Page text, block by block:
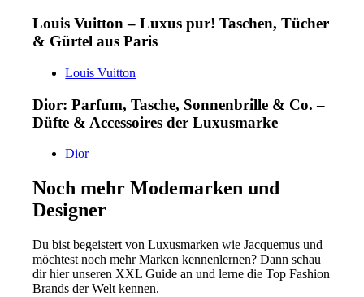
Louis Vuitton – Luxus pur! Taschen, Tücher
& Gürtel aus Paris
Louis Vuitton
Dior: Parfum, Tasche, Sonnenbrille & Co. –
Düfte & Accessoires der Luxusmarke
Dior
Noch mehr Modemarken und
Designer
Du bist begeistert von Luxusmarken wie Jacquemus und
möchtest noch mehr Marken kennenlernen? Dann schau
dir hier unseren XXL Guide an und lerne die Top Fashion
Brands der Welt kennen.